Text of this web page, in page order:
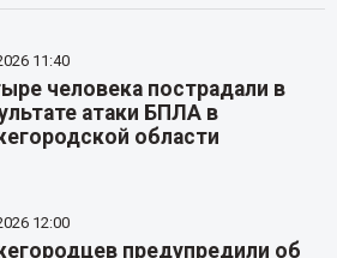
11:40
человека пострадали в
атаки БПЛА в
области
12:00
предупредили об